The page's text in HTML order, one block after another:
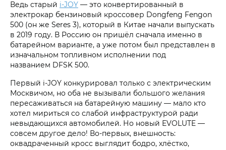
Ведь старый i‑JOY — это конвертированный в
электрокар бензиновый кроссовер Dongfeng Fengon
500 (он же Seres 3), который в Китае начали выпускать
в 2019 году. В Россию он пришёл сначала именно в
батарейном варианте, а уже потом был представлен в
изначальном топливном исполнении под
названием DFSK 500.
Первый i‑JOY конкурировал только с электрическим
Москвичом, но оба не вызывали большого желания
пересаживаться на батарейную машину — мало кто
хотел мириться со слабой инфраструктурой ради
невыдающихся автомобилей. Но новый EVOLUTE —
совсем другое дело! Во-первых, внешность:
оквадраченный кросс выглядит бодро, хлёстко,